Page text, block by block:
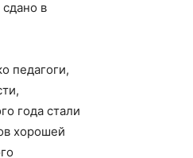
в
педагоги,
года стали
хорошей